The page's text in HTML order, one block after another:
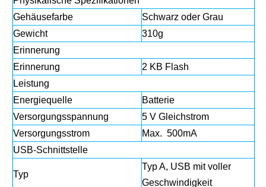
Gehäusefarbe
Schwarz oder Grau
Gewicht
310g
Erinnerung
Erinnerung
2 KB Flash
Leistung
Energiequelle
Batterie
Versorgungsspannung
5 V Gleichstrom
Versorgungsstrom
Max. 500mA
USB-Schnittstelle
Typ
Typ A, USB mit voller
Geschwindigkeit